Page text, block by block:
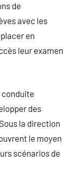
de
avec les
en
leur examen
conduite
des
la direction
le moyen
scénarios de